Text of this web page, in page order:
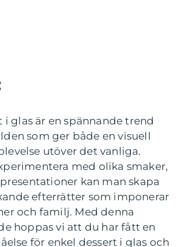
i glas är en spännande trend
som ger både en visuell
utöver det vanliga.
med olika smaker,
kan man skapa
efterrätter som imponerar
och familj. Med denna
hoppas vi att du har fått en
för enkel dessert i glas och